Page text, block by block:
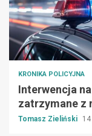
KRONIKA POLICYJNA
Interwencja
zatrzymane z
Tomasz Zieliński